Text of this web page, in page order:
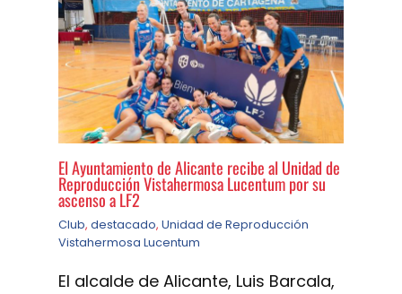
El Ayuntamiento de Alicante recibe al Unidad de
Reproducción Vistahermosa Lucentum por su
ascenso a LF2
Club, destacado, Unidad de Reproducción
Vistahermosa Lucentum
El alcalde de Alicante, Luis Barcala,